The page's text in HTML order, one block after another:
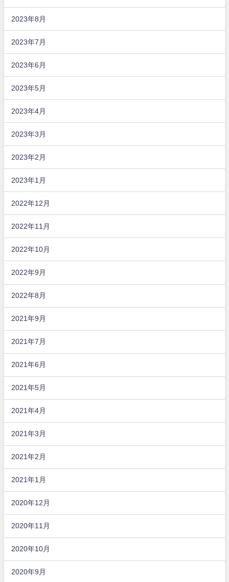
2023年8月
2023年7月
2023年6月
2023年5月
2023年4月
2023年3月
2023年2月
2023年1月
2022年12月
2022年11月
2022年10月
2022年9月
2022年8月
2021年9月
2021年7月
2021年6月
2021年5月
2021年4月
2021年3月
2021年2月
2021年1月
2020年12月
2020年11月
2020年10月
2020年9月